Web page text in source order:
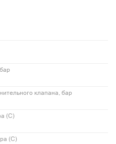
клапана, бар
(С)
(С)